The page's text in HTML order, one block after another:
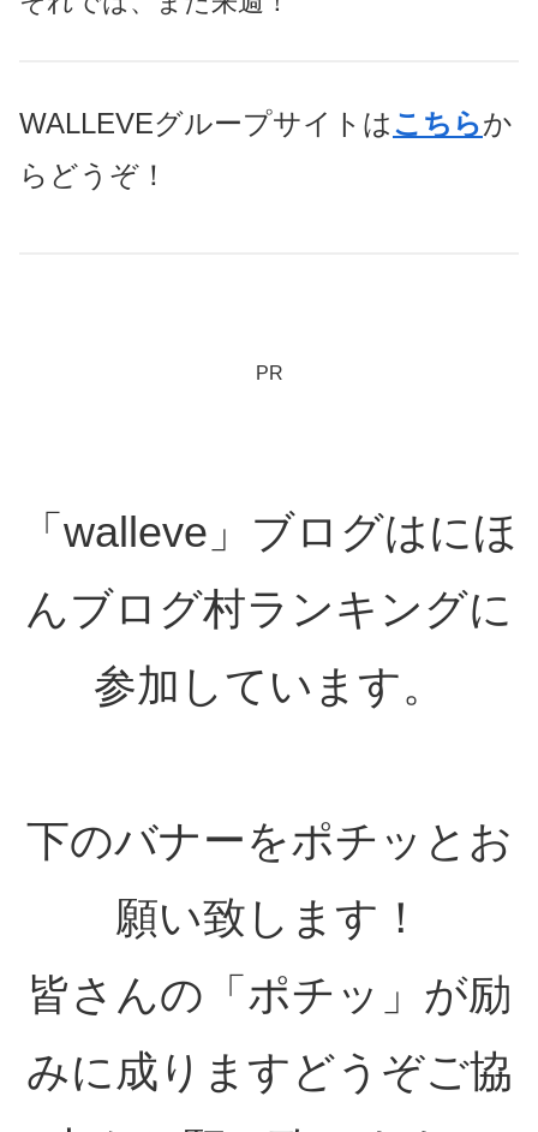
WALLEVEグループサイトはこちらか
らどうぞ！
PR
「walleve」ブログはにほ
んブログ村ランキングに
参加しています。
下のバナーをポチッとお
願い致します！
皆さんの「ポチッ」が励
みに成りますどうぞご協